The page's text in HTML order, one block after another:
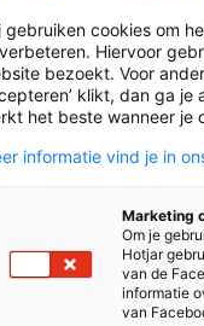
sporter
gebruiken cookies om
Hiervoor
bezoekt. Voor
klikt, dan ga
het beste wanneer je
informatie vind je in
Marketing
Om je
Hotjar
van de
informatie
van